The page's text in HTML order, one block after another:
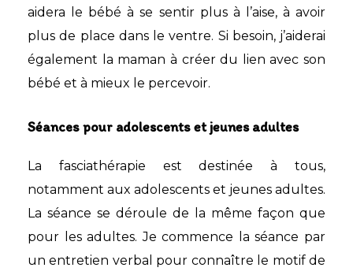
aidera le bébé à se sentir plus à l’aise, à avoir
plus de place dans le ventre. Si besoin, j’aiderai
également la maman à créer du lien avec son
bébé et à mieux le percevoir.
Séances pour adolescents et jeunes adultes
La fasciathérapie est destinée à tous,
notamment aux adolescents et jeunes adultes.
La séance se déroule de la même façon que
pour les adultes. Je commence la séance par
un entretien verbal pour connaître le motif de